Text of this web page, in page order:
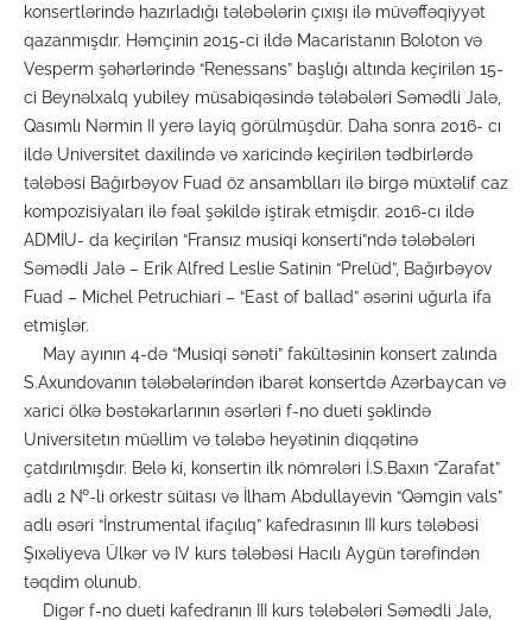
konsertlərində hazırladığı tələbələrin çıxışı ilə müvəffəqiyyət
qazanmışdır. Həmçinin 2015-ci ildə Macaristanın Boloton və
Vesperm şəhərlərində “Renessans” başlığı altında keçirilən 15-
ci Beynəlxalq yubiley müsabiqəsində tələbələri Səmədli Jalə,
Qasımlı Nərmin II yerə layiq görülmüşdür. Daha sonra 2016- cı
ildə Universitet daxilində və xaricində keçirilən tədbirlərdə
tələbəsi Bağırbəyov Fuad öz ansamblları ilə birgə müxtəlif caz
kompozisiyaları ilə fəal şəkildə iştirak etmişdir. 2016-cı ildə
ADMİU- da keçirilən “Fransız musiqi konserti”ndə tələbələri
Səmədli Jalə – Erik Alfred Leslie Satinin “Prelüd”, Bağırbəyov
Fuad – Michel Petruchiari – “East of ballad” əsərini uğurla ifa
etmişlər.
May ayının 4-də “Musiqi sənəti” fakültəsinin konsert zalında
S.Axundovanın tələbələrindən ibarət konsertdə Azərbaycan və
xarici ölkə bəstəkarlarının əsərləri f-no dueti şəklində
Universitetın müəllim və tələbə heyətinin diqqətinə
çatdırılmışdır. Belə ki, konsertin ilk nömrələri İ.S.Baxın “Zarafat”
adlı 2 №-li orkestr süitası və İlham Abdullayevin “Qəmgin vals”
adlı əsəri “İnstrumental ifaçılıq” kafedrasının III kurs tələbəsi
Şıxəliyeva Ülkər və IV kurs tələbəsi Hacılı Aygün tərəfindən
təqdim olunub.
Digər f-no dueti kafedranın III kurs tələbələri Səmədli Jalə,